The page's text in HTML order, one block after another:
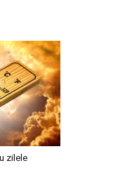
zilele